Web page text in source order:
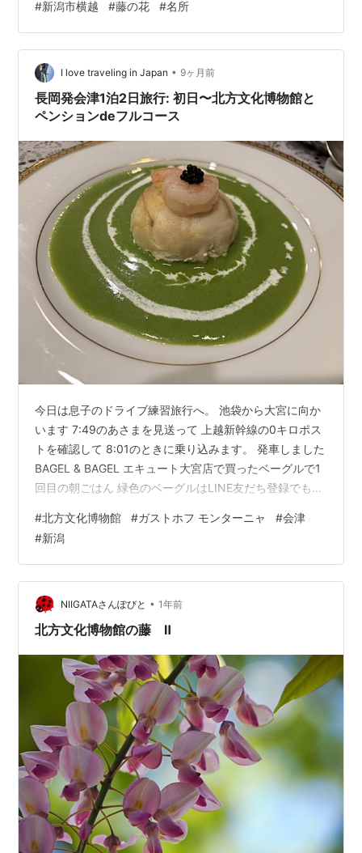
ましたが、訪れる機会がなく、【藤の花】が咲く季節に
なり、思い出したので急遽訪問してみました。ライトア
ップイベントが、例年5月初旬という事もあり、少し早い
訪問かと思いましたが、素晴らしいくらいに、藤の花が
咲き誇っていました（2026.4月末訪問）。 正…
#新潟市横越 #藤の花 #名所
I love traveling in Japan • 9ヶ月前
長岡発会津1泊2日旅行: 初日〜北方文化博物館と
ペンションdeフルコース
今日は息子のドライブ練習旅行へ。 池袋から大宮に向か
います 7:49のあさまを見送って 上越新幹線の0キロポス
トを確認して 8:01のときに乗り込みます。 発車しました
BAGEL & BAGEL エキュート大宮店で買ったベーグルで1
回目の朝ごはん 緑色のベーグルはLINE友だち登録でもら
リームチーズ断面 10分ちょっとで熊谷 20分ちょっとで
本庄早稲田 赤城山？ 30分で高崎駅 1時間弱で越後湯沢
越後湯沢を発車すると雨が降ってきました… 予定通りに
長岡に着きましたが、到着連絡をすると10分勘違いして
たと息子から…。そもそも君の家から10分…
#北方文化博物館 #ガストホフ モンターニャ #会津
#新潟
NIIGATAさんぽびと • 1年前
北方文化博物館の藤 Ⅱ